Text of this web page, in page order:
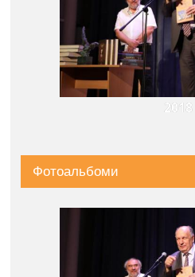
2018
Фотоальбоми